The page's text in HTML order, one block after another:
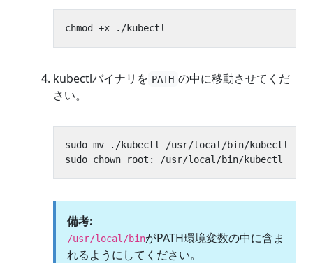
kubectlバイナリを PATH の中に移動させてくだ
さい。
備考:
/usr/local/binがPATH環境変数の中に含ま
れるようにしてください。